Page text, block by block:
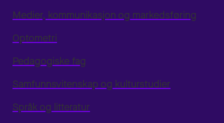
Medier, kommunikasjon og markedsføring
Optometri
Pedagogiske fag
Samfunnsvitenskap og kulturstudier
Språk og litteratur